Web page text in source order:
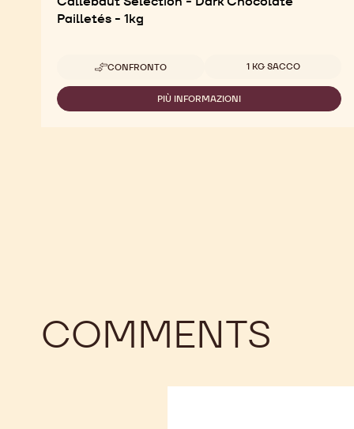
Pailletés - 1kg
CONFRONTO
-
CALLEBAUT
SELECTION
-
Dimensioni disponibili
1 KG SACCO
PIÙ INFORMAZIONI
-
COMMENTS